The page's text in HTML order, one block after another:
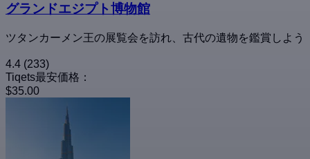
グランドエジプト博物館
ツタンカーメン王の展覧会を訪れ、古代の遺物を鑑賞しよう
4.4 (233)
Tiqets最安価格：
$35.00